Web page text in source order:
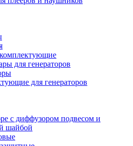
для генераторов
для генераторов
с диффузором подвесом и
шайбой